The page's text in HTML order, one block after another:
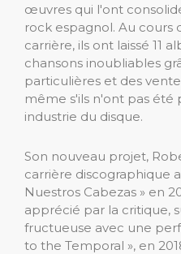
œuvres qui l'ont
rock espagnol. Au cours
carrière, ils ont laissé 11
chansons inoubliables
particulières et des
même s'ils n'ont pas été
industrie du disque.
Son nouveau projet,
carrière discographique
Nuestros Cabezas » en
apprécié par la critique,
fructueuse avec une
to the Temporal », en